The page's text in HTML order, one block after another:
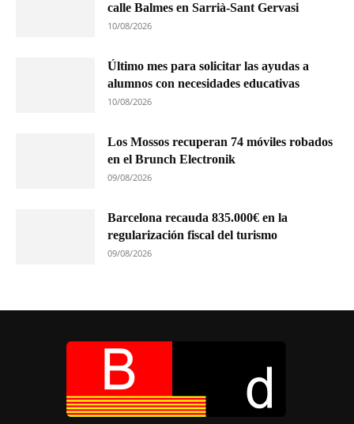
calle Balmes en Sarrià-Sant Gervasi
10/08/2026
Último mes para solicitar las ayudas a
alumnos con necesidades educativas
10/08/2026
Los Mossos recuperan 74 móviles robados
en el Brunch Electronik
09/08/2026
Barcelona recauda 835.000€ en la
regularización fiscal del turismo
09/08/2026